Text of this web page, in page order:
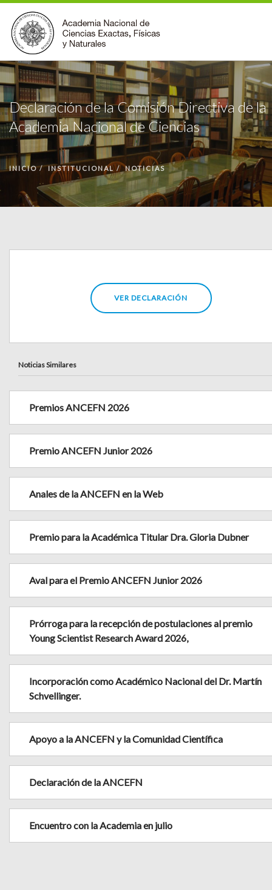
INSTITUCIONAL
ACCIONES
PREMIOS
BECAS
BIBLIOTECA
COMUNIDAD
VOLVER A LA PÁGINA INICIAL
Declaración de la Comisión Directiva de la
Academia Nacional de Ciencias
INICIO INSTITUCIONAL NOTICIAS
VER DECLARACIÓN
Noticias Similares
Premios ANCEFN 2026
Premio ANCEFN Junior 2026
Anales de la ANCEFN en la Web
Premio para la Académica Titular Dra. Gloria Dubner
Aval para el Premio ANCEFN Junior 2026
Prórroga para la recepción de postulaciones al premio
Young Scientist Research Award 2026,
Incorporación como Académico Nacional del Dr. Martín
Schvellinger.
Apoyo a la ANCEFN y la Comunidad Científica
Declaración de la ANCEFN
Encuentro con la Academia en julio